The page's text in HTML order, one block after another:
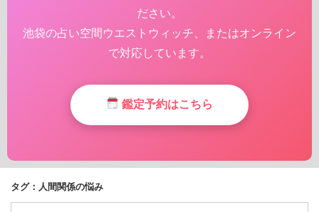
ださい。
池袋の占い空間ウエストウィッチ、またはオンライン
で対応しています。
鑑定予約はこちら
タグ：人間関係の悩み